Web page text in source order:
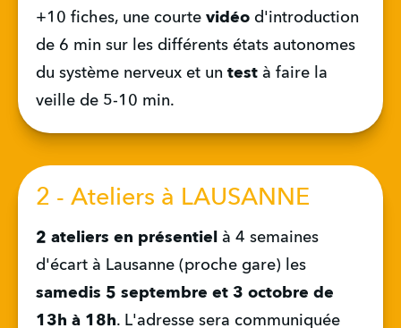
+10 fiches, une courte vidéo d'introduction
de 6 min sur les différents états autonomes
du système nerveux et un test à faire la
veille de 5-10 min.
2 - Ateliers à LAUSANNE
2 ateliers en présentiel
à 4 semaines
d'écart à Lausanne (proche gare)
les
samedis 5 septembre et 3 octobre de
13h à 18h. L'adresse sera communiquée